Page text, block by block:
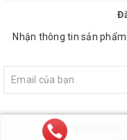
Nhận thông tin sản
© Bản quyền thuộc